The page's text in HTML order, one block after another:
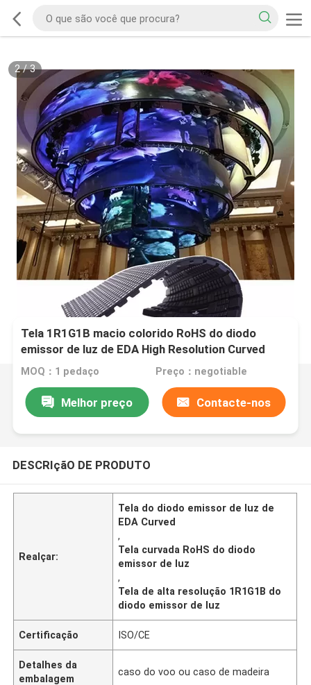
2/3
Tela 1R1G1B macio colorido RoHS do diodo
emissor de luz de EDA High Resolution Curved
MOQ：1 pedaço Preço：negotiable
Melhor preço Contacte-nos
DESCRIçãO DE PRODUTO
Realçar:
Tela do diodo emissor de luz de
EDA Curved
,
Tela curvada RoHS do diodo
emissor de luz
,
Tela de alta resolução 1R1G1B do
diodo emissor de luz
Certificação ISO/CE
Detalhes da
embalagem
caso do voo ou caso de madeira